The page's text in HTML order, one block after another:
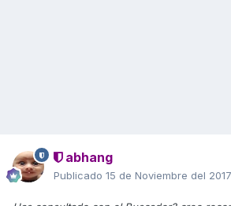
abhang
Publicado 15 de Noviembre del 2017